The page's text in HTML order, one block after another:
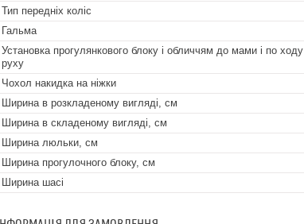
Тип передніх коліс
Гальма
Установка прогулянкового блоку і обличчям до мами і по ходу
руху
Чохол накидка на ніжки
Ширина в розкладеному вигляді, см
Ширина в складеному вигляді, см
Ширина люльки, см
Ширина прогулочного блоку, см
Ширина шасі